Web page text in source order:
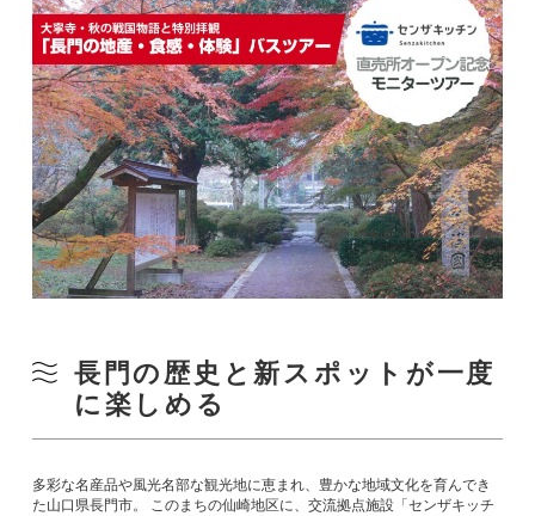
長門の歴史と新スポットが一度
に楽しめる
多彩な名産品や風光名部な観光地に恵まれ、豊かな地域文化を育んでき
た山口県長門市。 このまちの仙崎地区に、交流拠点施設「センザキッチ